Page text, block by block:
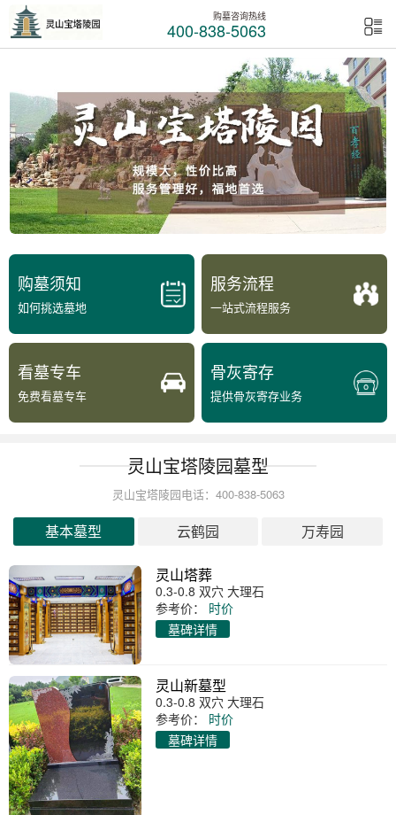
购墓咨询热线
400-838-5063
购墓须知
如何挑选墓地
服务流程
一站式流程服务
看墓专车
免费看墓专车
骨灰寄存
提供骨灰寄存业务
灵山宝塔陵园墓型
灵山宝塔陵园电话：400-838-5063
基本墓型 云鹤园 万寿园
灵山塔葬
0.3-0.8 双穴 大理石
参考价：
时价
墓碑详情
灵山新墓型
0.3-0.8 双穴 大理石
参考价：
时价
墓碑详情